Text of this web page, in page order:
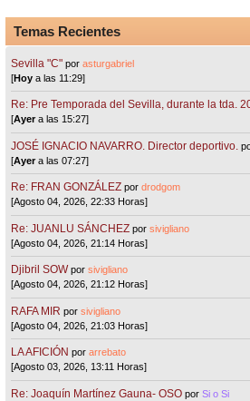
Temas Recientes
Sevilla "C"porasturgabriel
[Hoy a las 11:29]
Re: Pre Temporada del Sevilla, durante la tda.
[Ayera las 15:27]
JOSÉ IGNACIO NAVARRO. Director deportivo.
[Ayera las 07:27]
Re: FRAN GONZÁLEZ pordrodgom
[Agosto 04, 2026, 22:33 Horas]
Re: JUANLU SÁNCHEZ porsivigliano
[Agosto 04, 2026, 21:14 Horas]
Djibril SOW porsivigliano
[Agosto 04, 2026, 21:12 Horas]
RAFA MIR porsivigliano
[Agosto 04, 2026, 21:03 Horas]
LA AFICIÓN porarrebato
[Agosto 03, 2026, 13:11 Horas]
Re: Joaquín Martínez Gauna- OSO porSi o Si